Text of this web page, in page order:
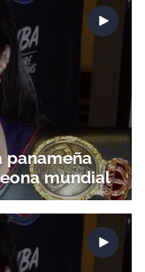
panameña
mundial